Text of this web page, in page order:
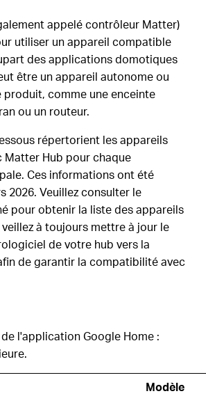
appelé contrôleur Matter)
utiliser un appareil compatible
des applications domotiques
être un appareil autonome ou
produit, comme une enceinte
ou un routeur.
répertorient les appareils
Matter Hub pour chaque
Ces informations ont été
2026. Veuillez consulter le
pour obtenir la liste des appareils
à toujours mettre à jour le
de votre hub vers la
de garantir la compatibilité avec
l'application Google Home :
Modèle